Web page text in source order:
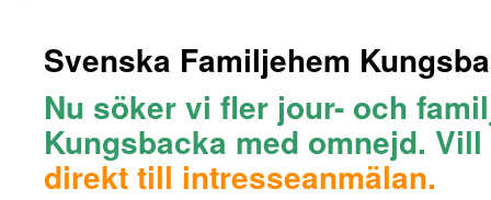
Svenska Familjehem
Nu söker vi fler jour- och
Kungsbacka med omnejd. Vill
direkt till intresseanmälan.